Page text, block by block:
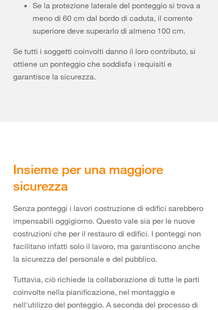
Se la protezione laterale del ponteggio si trova a
meno di 60 cm dal bordo di caduta, il corrente
superiore deve superarlo di almeno 100 cm.
Se tutti i soggetti coinvolti danno il loro contributo, si
ottiene un ponteggio che soddisfa i requisiti e
garantisce la sicurezza.
Insieme per una maggiore
sicurezza
Senza ponteggi i lavori costruzione di edifici sarebbero
impensabili oggigiorno. Questo vale sia per le nuove
costruzioni che per il restauro di edifici. I ponteggi non
facilitano infatti solo il lavoro, ma garantiscono anche
la sicurezza del personale e del pubblico.
Tuttavia, ciò richiede la collaborazione di tutte le parti
coinvolte nella pianificazione, nel montaggio e
nell'utilizzo del ponteggio. A seconda del processo di